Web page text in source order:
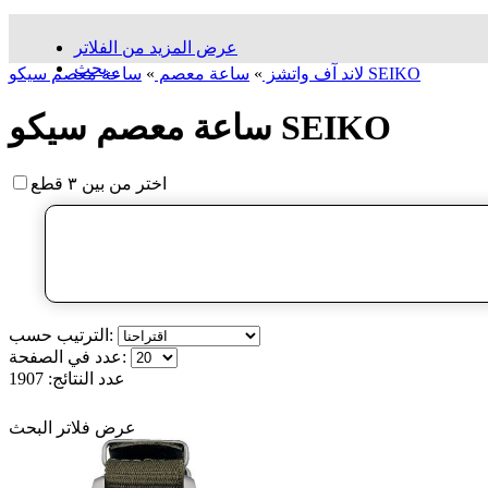
عرض المزيد من الفلاتر
بحث...
لاند آف واتشز » ساعة معصم » ساعة معصم سیکو SEIKO
ساعة معصم سیکو SEIKO
اختر من بين ٣ قطع
الترتيب حسب:
عدد في الصفحة:
عدد النتائج: 1907
عرض فلاتر البحث